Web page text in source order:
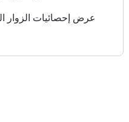
عرض إحصائيات الزوار